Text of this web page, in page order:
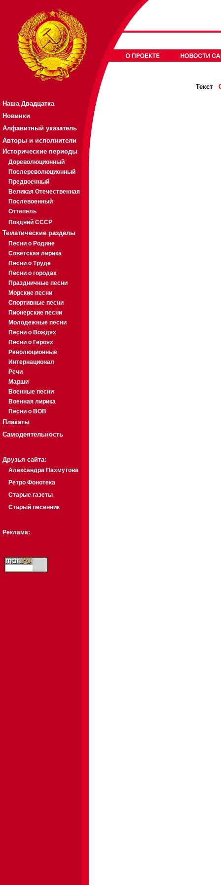
Наша Двадцатка
Новинки
Алфавитный указатель
Авторы и исполнители
Исторические периоды
Дореволюционный
Послереволюционный
Предвоенный
Великая Отечественная
Послевоенный
Оттепель
Поздний СССР
Тематические разделы
Песни о Родине
Советская лирика
Песни о Труде
Песни о городах
Праздничные песни
Морские песни
Спортивные песни
Пионерские песни
Молодежные песни
Песни о Вождях
Песни о Героях
Революционные
Интернационал
Речи
Марши
Военные песни
Военная лирика
Песни о ВОВ
Плакаты
Самодеятельность
Друзья сайта:
Александра Пахмутова
Ретро Фонотека
Старые газеты
Старый песенник
Реклама:
Текст